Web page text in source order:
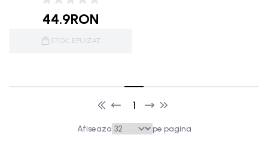
Boos + Creion de Ochi)
44.9RON
STOC EPUIZAT
1
Afiseaza pe pagina